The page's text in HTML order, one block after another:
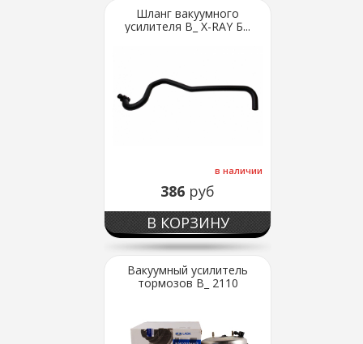
Шланг вакуумного
усилителя В_ X-RAY Б...
в наличии
386 руб
В КОРЗИНУ
Вакуумный усилитель
тормозов В_ 2110